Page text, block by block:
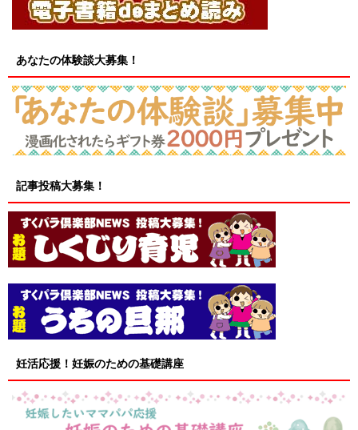
あなたの体験談大募集！
記事投稿大募集！
妊活応援！妊娠のための基礎講座